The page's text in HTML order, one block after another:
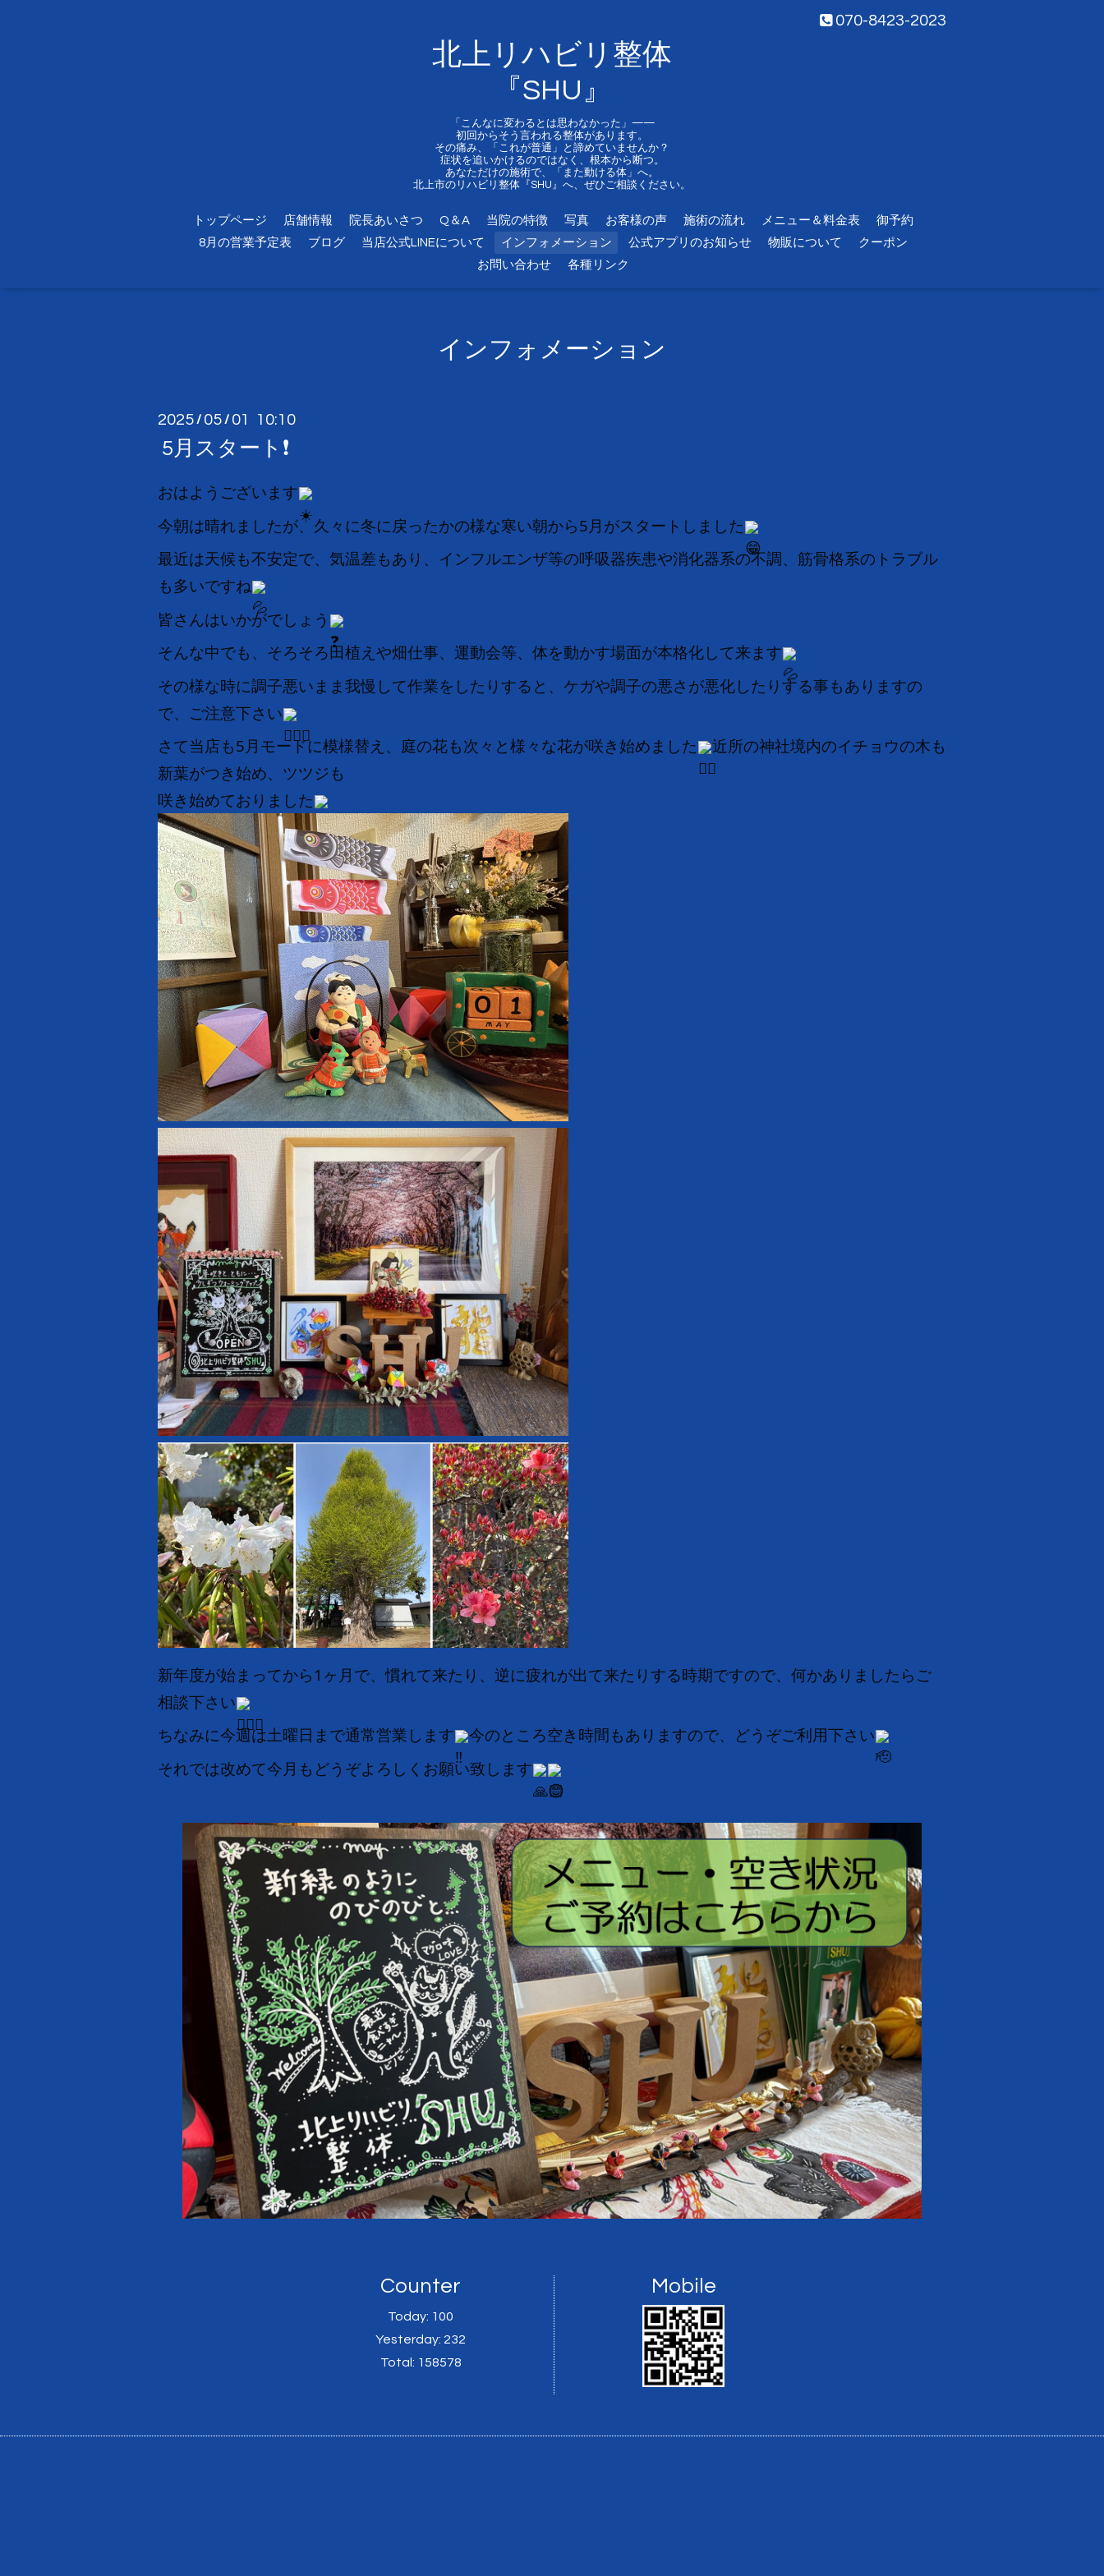
070-8423-2023
北上リハビリ整体
『SHU』
「こんなに変わるとは思わなかった」——
初回からそう言われる整体があります。
その痛み、「これが普通」と諦めていませんか？
症状を追いかけるのではなく、根本から断つ。
あなただけの施術で、「また動ける体」へ。
北上市のリハビリ整体『SHU』へ、ぜひご相談ください。
トップページ 店舗情報 院長あいさつ Q＆A 当院の特徴 写真 お客様の声 施術の流れ メニュー＆料金表
御予約
8月の営業予定表
ブログ 当店公式LINEについて インフォメーション 公式アプリのお知らせ 物販について
クーポン
お問い合わせ
各種リンク
インフォメーション
2025 / 05 / 01 10:10
5月スタート❗
おはようございます
今朝は晴れましたが、久々に冬に戻ったかの様な寒い朝から5月がスタートしました
最近は天候も不安定で、気温差もあり、インフルエンザ等の呼吸器疾患や消化器系の不調、筋骨格系のトラブル
も多いですね
皆さんはいかがでしょう
そんな中でも、そろそろ田植えや畑仕事、運動会等、体を動かす場面が本格化して来ます
その様な時に調子悪いまま我慢して作業をしたりすると、ケガや調子の悪さが悪化したりする事もありますの
で、ご注意下さい
さて当店も5月モードに模様替え、庭の花も次々と様々な花が咲き始めました
近所の神社境内のイチョウの木も
新葉がつき始め、ツツジも
咲き始めておりました
新年度が始まってから1ヶ月で、慣れて来たり、逆に疲れが出て来たりする時期ですので、何かありましたらご
相談下さい
ちなみに今週は土曜日まで通常営業します
今のところ空き時間もありますので、どうぞご利用下さい
それでは改めて今月もどうぞよろしくお願い致します
Counter
Today: 100
Yesterday: 232
Total: 158578
Mobile